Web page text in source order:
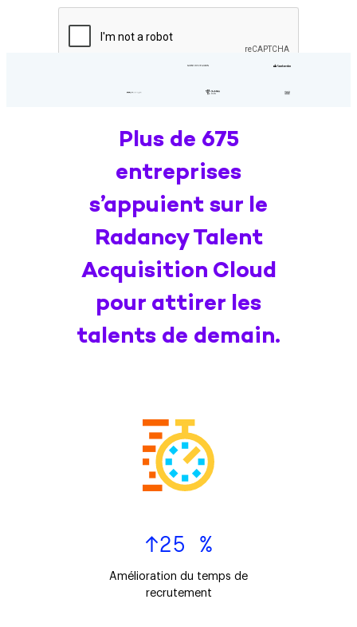
Plus de 675
entreprises
s’appuient sur le
Radancy Talent
Acquisition Cloud
pour attirer les
talents de demain.
↑25 %
Amélioration du temps de
recrutement